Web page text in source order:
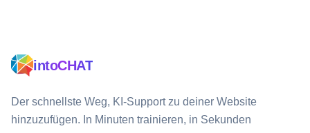
intoCHAT
Der schnellste Weg, KI-Support zu deiner Website
hinzuzufügen. In Minuten trainieren, in Sekunden